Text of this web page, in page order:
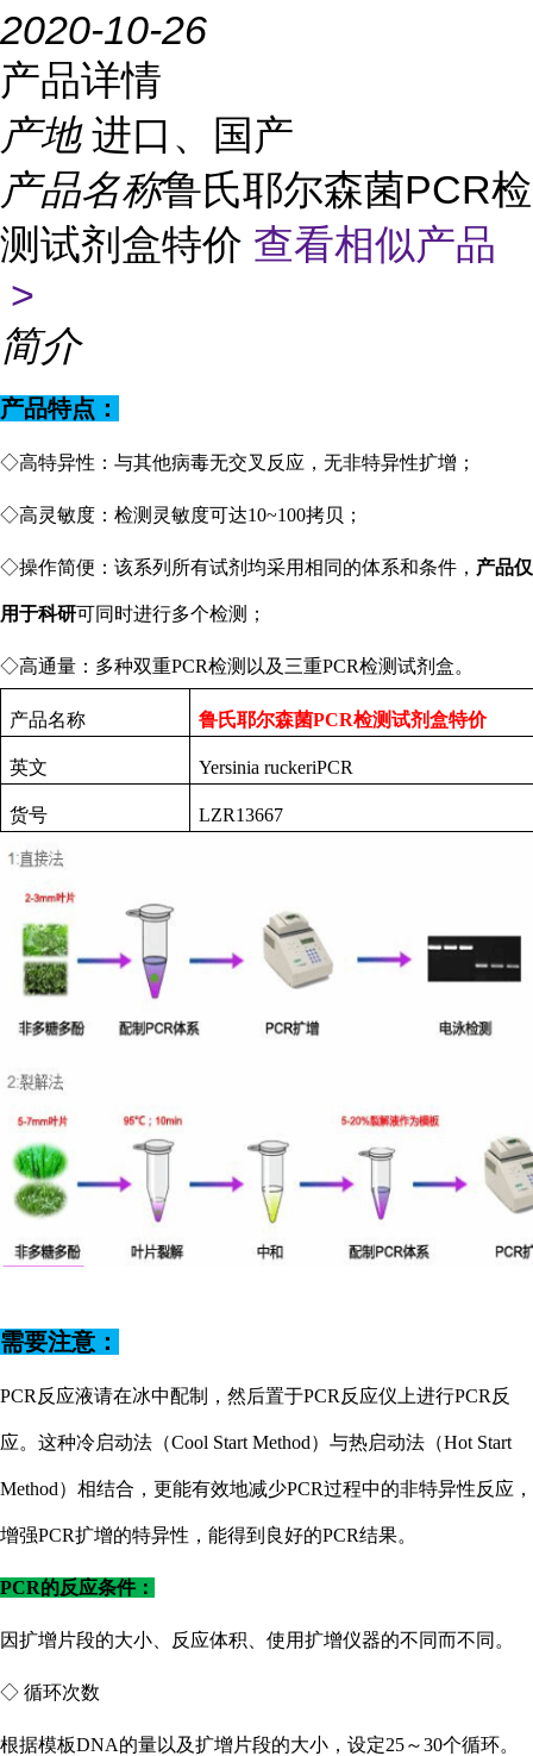
2020-10-26
产品详情
产地 进口、国产
产品名称鲁氏耶尔森菌PCR检
测试剂盒特价 查看相似产品
>
简介
产品特点：
◇高特异性：与其他病毒无交叉反应，无非特异性扩增；
◇高灵敏度：检测灵敏度可达10~100拷贝；
◇操作简便：该系列所有试剂均采用相同的体系和条件， 产品仅
用于科研可同时进行多个检测；
◇高通量：多种双重PCR检测以及三重PCR检测试剂盒。
产品名称 鲁氏耶尔森菌PCR检测试剂盒特价
英文 Yersinia ruckeriPCR
货号 LZR13667
需要注意：
PCR反应液请在冰中配制，然后置于PCR反应仪上进行PCR反
应。这种冷启动法（Cool Start Method）与热启动法（Hot Start
Method）相结合，更能有效地减少PCR过程中的非特异性反应，
增强PCR扩增的特异性，能得到良好的PCR结果。
PCR的反应条件：
因扩增片段的大小、反应体积、使用扩增仪器的不同而不同。
◇ 循环次数
根据模板DNA的量以及扩增片段的大小，设定25～30个循环。